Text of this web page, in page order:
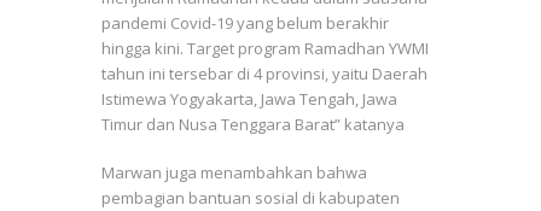
pandemi Covid-19 yang belum berakhir
hingga kini. Target program Ramadhan YWMI
tahun ini tersebar di 4 provinsi, yaitu Daerah
Istimewa Yogyakarta, Jawa Tengah, Jawa
Timur dan Nusa Tenggara Barat” katanya
Marwan juga menambahkan bahwa
pembagian bantuan sosial di kabupaten